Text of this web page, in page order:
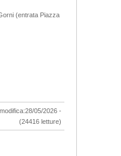
(entrata Piazza
05/2026 -
(24416 letture)